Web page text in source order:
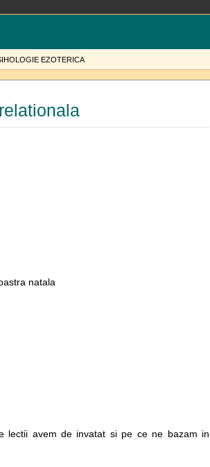
EZOTERICA
natala
lectii avem de invatat si pe ce ne bazam in